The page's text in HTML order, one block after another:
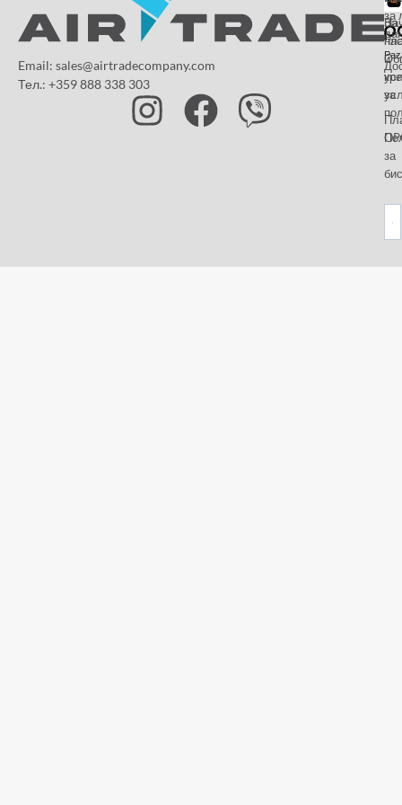
Email: sales@airtradecompany.com
Тел.: +359 888 338 303
За
нас
и
за
за
за